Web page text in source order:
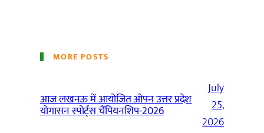
MORE POSTS
आज लखनऊ में आयोजित ओपन उत्तर प्रदेश
योगासन स्पोर्ट्स चैंपियनशिप-2026
July
25,
2026